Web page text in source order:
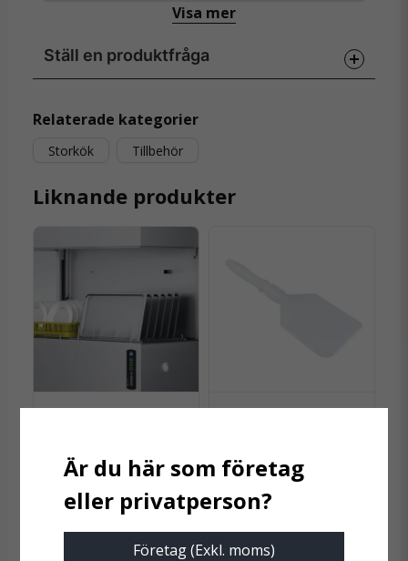
för att effektivt förhindra spillvatten från diskkorgen
och golv från fukt- och vattenskador.
Visa mer
Ställ en produktfråga
Fråga oss något om denna produkten...
name
Namn
Ja, ni får publicera min fråga
Skicka fråga
Relaterade kategorier
Storkök Tillbehör
Liknande produkter
Offertförfrågan
matavfall
Offertförfrågan
Företag (Exkl. moms)